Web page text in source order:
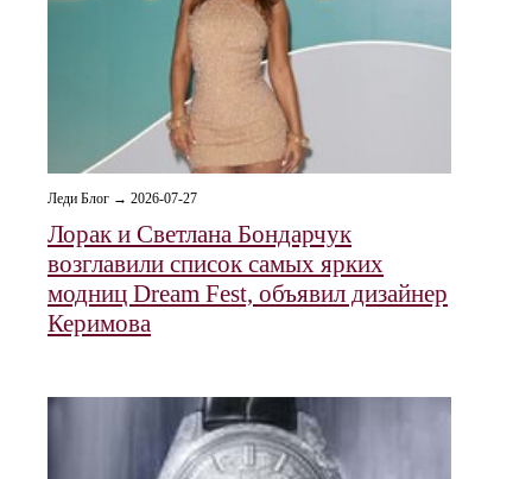
Леди Блог → 2026-07-27
Лорак и Светлана Бондарчук
возглавили список самых ярких
модниц Dream Fest, объявил дизайнер
Керимова